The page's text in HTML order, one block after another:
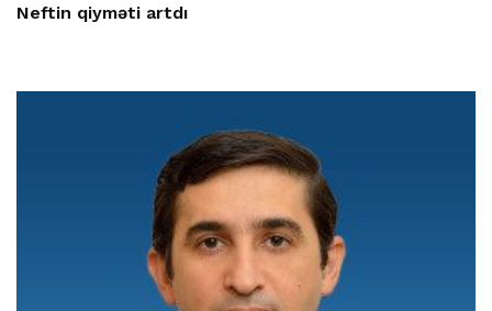
Neftin qiyməti artdı